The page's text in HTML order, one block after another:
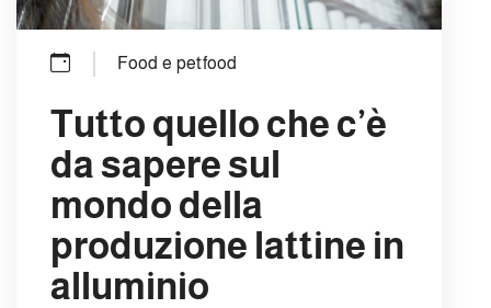
Food e petfood
Tutto quello che c’è
da sapere sul
mondo della
produzione lattine in
alluminio